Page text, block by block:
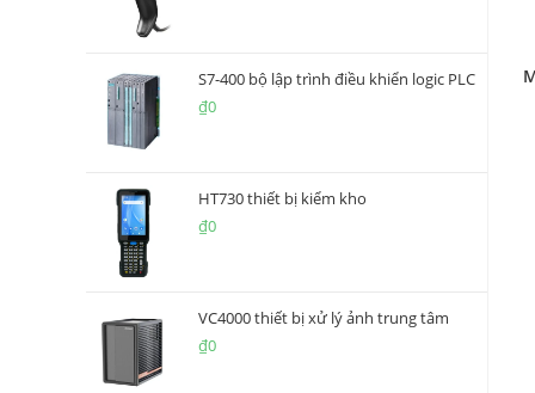
S7-400 bộ lập trình điều khiển logic PLC
₫0
HT730 thiết bị kiểm kho
₫0
VC4000 thiết bị xử lý ảnh trung tâm
₫0